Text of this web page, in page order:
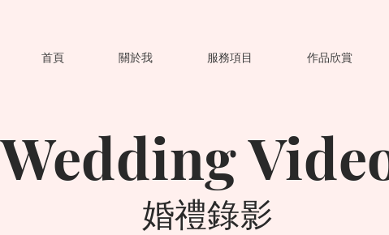
首頁 關於我 服務項目 作品欣賞
Wedding
​婚禮錄影